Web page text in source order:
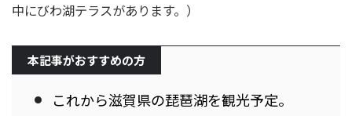
中にびわ湖テラスがあります。）
本記事がおすすめの方
これから滋賀県の琵琶湖を観光予定。